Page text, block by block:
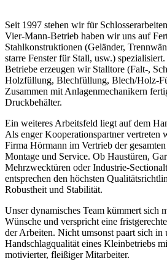
Seit 1997 stehen wir für
Vier-Mann-Betrieb haben wir uns auf
Stahlkonstruktionen (Geländer,
starre Fenster für Stall, usw.)
Betriebe erzeugen wir Stalltore (Falt-,
Holzfüllung, Blechfüllung, Blech/Holz-
Zusammen mit Anlagenmechanikern
Druckbehälter.
Ein weiteres Arbeitsfeld liegt auf dem
Als enger Kooperationspartner vertreten
Firma Hörmann im Vertrieb der
Montage und Service. Ob Haustüren,
Mehrzwecktüren oder Industrie-
entsprechen den höchsten
Robustheit und Stabilität.
Unser dynamisches Team kümmert sich
Wünsche und verspricht eine
der Arbeiten. Nicht umsonst paart sich in
Handschlagqualität eines Kleinbetriebs
motivierter, fleißiger Mitarbeiter.